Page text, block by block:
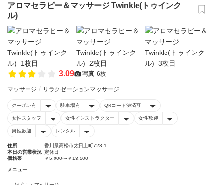
アロマセラピー＆マッサージ Twinkle(トゥインク
ル)
3.09 写真 6枚
マッサージ リラクゼーションマッサージ
クーポン有 駐車場有 QRコード決済可
女性スタッフ 女性インストラクター 女性歓迎
男性歓迎 レンタル
住所
香川県高松市太田上町723-1
本日の営業状況 定休日
価格帯
￥5,000〜￥13,500
メニュー